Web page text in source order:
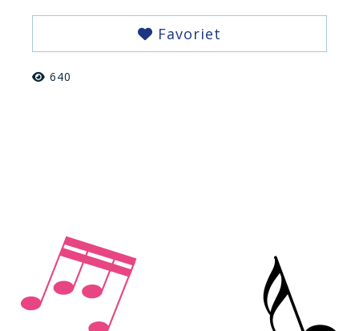
Favoriet
640